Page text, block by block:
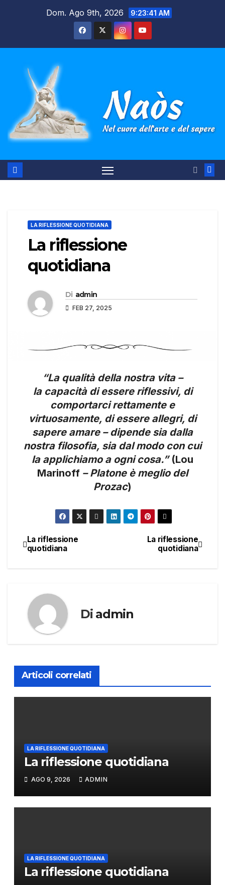
Dom. Ago 9th, 2026 9:23:42 AM
LA RIFLESSIONE QUOTIDIANA
La riflessione
quotidiana
Di admin
FEB 27, 2025
“La qualità della nostra vita –
la capacità di essere riflessivi, di
comportarci rettamente e
virtuosamente, di essere allegri, di
sapere amare – dipende sia dalla
nostra filosofia, sia dal modo con cui
la applichiamo a ogni cosa.”(Lou
Marinoff – Platone è meglio del
Prozac)
Navigazione
La riflessione
quotidiana
La riflessione
quotidiana
Di admin
Articoli correlati
LA RIFLESSIONE QUOTIDIANA
La riflessione quotidiana
AGO 9, 2026 ADMIN
LA RIFLESSIONE QUOTIDIANA
La riflessione quotidiana